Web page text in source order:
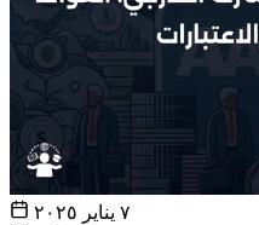
٧ يناير ٢٠٢٥